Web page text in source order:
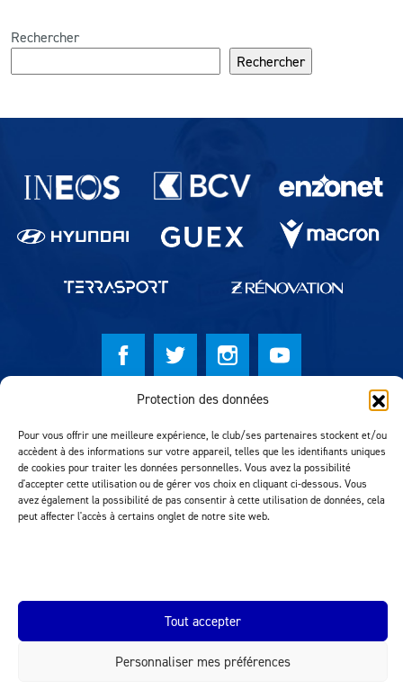
Protection des données
Pour vous offrir une meilleure expérience, le club/ses partenaires stockent et/ou
accèdent à des informations sur votre appareil, telles que les identifiants uniques
de cookies pour traiter les données personnelles. Vous avez la possibilité
d'accepter cette utilisation ou de gérer vos choix en cliquant ci-dessous. Vous
avez également la possibilité de pas consentir à cette utilisation de données, cela
peut affecter l'accès à certains onglet de notre site web.
Tout accepter
Personnaliser mes préférences
Rechercher
Rechercher
Partenaires du lausanne-Sport
© Lausanne Sport Football Club 2026
Réalisation MTM Agency